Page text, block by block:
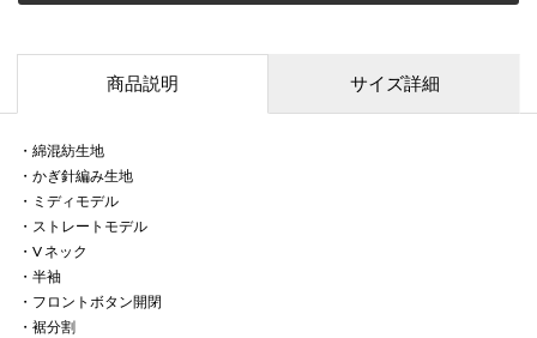
商品説明 サイズ詳細
・綿混紡生地
・かぎ針編み生地
・ミディモデル
・ストレートモデル
・V ネック
・半袖
・フロントボタン開閉
・裾分割